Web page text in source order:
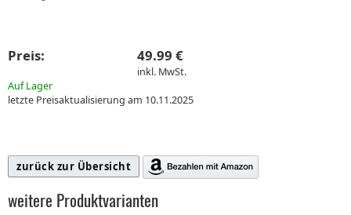
Preis: 49.99 €
inkl. MwSt.
Auf Lager
letzte Preisaktualisierung am 10.11.2025
zurück zur Übersicht
weitere Produktvarianten